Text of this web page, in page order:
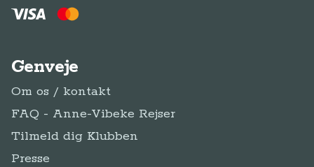
Genveje
Om os / kontakt
FAQ - Anne-Vibeke Rejser
Tilmeld dig Klubben
Presse